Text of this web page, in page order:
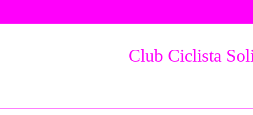
Club Ciclista